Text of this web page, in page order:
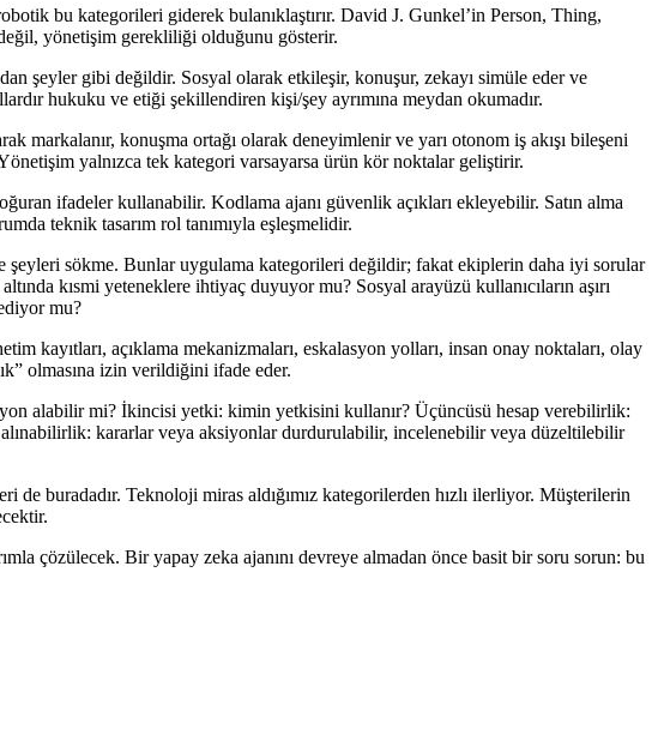
bu kategorileri giderek bulanıklaştırır. David J. Gunkel’in Person, Thing,
yönetişim gerekliliği olduğunu gösterir.
şeyler gibi değildir. Sosyal olarak etkileşir, konuşur, zekayı simüle eder ve
hukuku ve etiği şekillendiren kişi/şey ayrımına meydan okumadır.
markalanır, konuşma ortağı olarak deneyimlenir ve yarı otonom iş akışı bileşeni
yalnızca tek kategori varsayarsa ürün kör noktalar geliştirir.
ifadeler kullanabilir. Kodlama ajanı güvenlik açıkları ekleyebilir. Satın alma
teknik tasarım rol tanımıyla eşleşmelidir.
şeyleri sökme. Bunlar uygulama kategorileri değildir; fakat ekiplerin daha iyi sorular
kısmi yeteneklere ihtiyaç duyuyor mu? Sosyal arayüzü kullanıcıların aşırı
mu?
kayıtları, açıklama mekanizmaları, eskalasyon yolları, insan onay noktaları, olay
olmasına izin verildiğini ifade eder.
alabilir mi? İkincisi yetki: kimin yetkisini kullanır? Üçüncüsü hesap verebilirlik:
kararlar veya aksiyonlar durdurulabilir, incelenebilir veya düzeltilebilir
de buradadır. Teknoloji miras aldığımız kategorilerden hızlı ilerliyor. Müşterilerin
çözülecek. Bir yapay zeka ajanını devreye almadan önce basit bir soru sorun: bu